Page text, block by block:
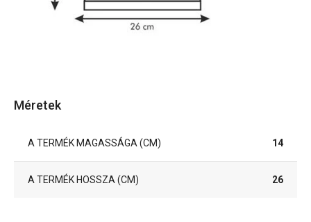
Méretek
A TERMÉK MAGASSÁGA (CM) 14
A TERMÉK HOSSZA (CM) 26